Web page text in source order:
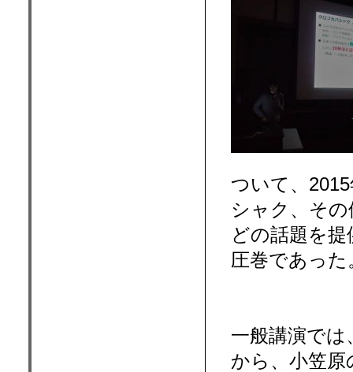
ついて、
シャク、そ
どの話題を
圧巻であった
一般講演では
から、小笠原